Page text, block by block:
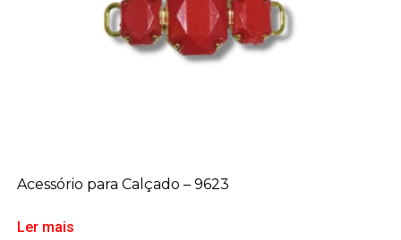
Acessório para Calçado – 9623
Ler mais